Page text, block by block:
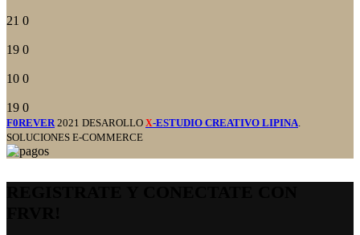
21 0
19 0
10 0
19 0
F0REVER 2021 DESAROLLO X-ESTUDIO CREATIVO LIPINA.
SOLUCIONES E-COMMERCE